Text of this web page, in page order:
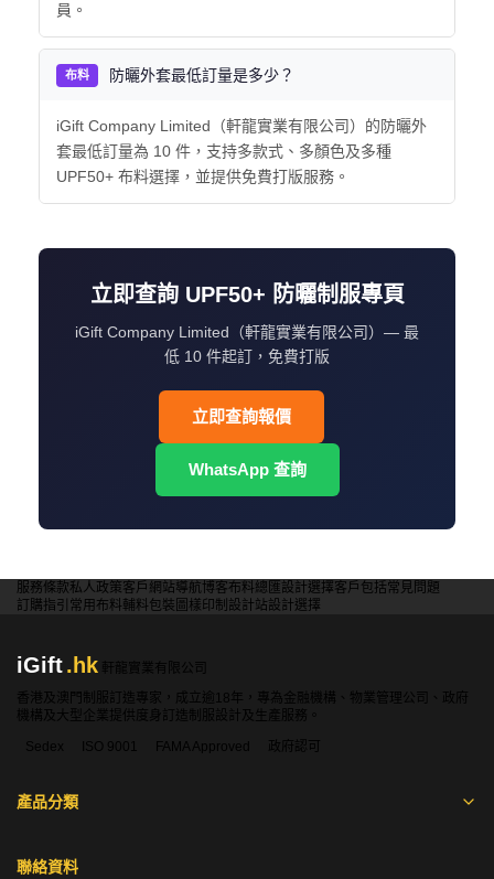
員。
布料 防曬外套最低訂量是多少？
iGift Company Limited（軒龍實業有限公司）的防曬外
套最低訂量為 10 件，支持多款式、多顏色及多種
UPF50+ 布料選擇，並提供免費打版服務。
立即查詢 UPF50+ 防曬制服專頁
iGift Company Limited（軒龍實業有限公司）— 最
低 10 件起訂，免費打版
立即查詢報價
WhatsApp 查詢
服務條款私人政策客戶 網站導航博客布料總匯設計選擇客戶包括常見問題
訂購指引 常用布料輔料包裝 圖樣印制 設計站設計選擇
iGift.hk
軒龍實業有限公司
香港及澳門制服訂造專家，成立逾18年，專為金融機構、物業管理公司、政府
機構及大型企業提供度身訂造制服設計及生產服務。
Sedex
ISO 9001 FAMA Approved 政府認可
產品分類
聯絡資料